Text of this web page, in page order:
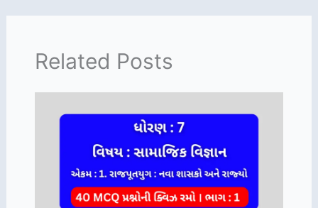
Related Posts